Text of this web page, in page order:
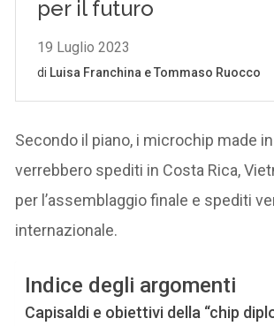
Secondo il piano, i microchip made in
verrebbero spediti in Costa Rica,
per l’assemblaggio finale e spediti
internazionale.
Indice degli argomenti
Capisaldi e obiettivi della “chip